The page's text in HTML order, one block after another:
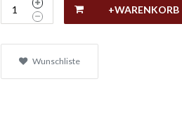
+WARENKORB
Wunschliste